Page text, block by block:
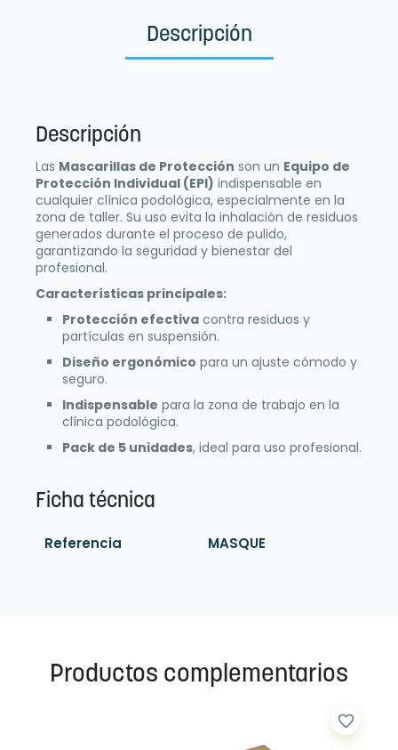
Descripción
Descripción
Las Mascarillas de Protección son un Equipo de
Protección Individual (EPI) indispensable en
cualquier clínica podológica, especialmente en la
zona de taller. Su uso evita la inhalación de residuos
generados durante el proceso de pulido,
garantizando la seguridad y bienestar del
profesional.
Características principales:
Protección efectiva contra residuos y
partículas en suspensión.
Diseño ergonómico para un ajuste cómodo y
seguro.
Indispensable para la zona de trabajo en la
clínica podológica.
Pack de 5 unidades, ideal para uso profesional.
Ficha técnica
Referencia MASQUE
Productos complementarios
favorite_border